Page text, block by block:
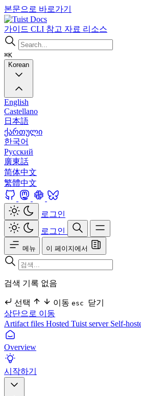
본문으로 바로가기
Docs
가이드 CLI 참고 자료 리소스
⌘K
Korean
English
Castellano
日本語
ქართული
한국어
Русский
廣東話
简体中文
繁體中文
로그인
로그인
메뉴 이 페이지에서
검색 기록 없음
선택 이동 esc 닫기
상단으로 이동
Artifact files Hosted Tuist server Self-
Overview
시작하기